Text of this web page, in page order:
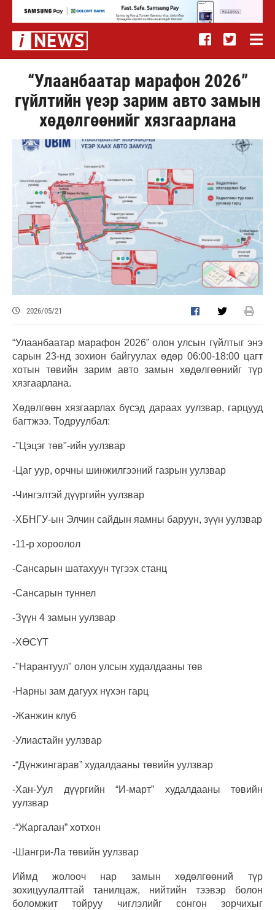
“Улаанбаатар марафон 2026”
гүйлтийн үеэр зарим авто замын
хөдөлгөөнийг хязгаарлана
2026/05/21
“Улаанбаатар марафон 2026” олон улсын гүйлтыг энэ
сарын 23-нд зохион байгуулах өдөр 06:00-18:00 цагт
хотын төвийн зарим авто замын хөдөлгөөнийг түр
хязгаарлана.
Хөдөлгөөн хязгаарлах бүсэд дараах уулзвар, гарцууд
багтжээ. Тодруулбал:
-"Цэцэг төв"-ийн уулзвар
-Цаг уур, орчны шинжилгээний газрын уулзвар
-Чингэлтэй дүүргийн уулзвар
-ХБНГУ-ын Элчин сайдын яамны баруун, зүүн уулзвар
-11-р хороолол
-Сансарын шатахуун түгээх станц
-Сансарын туннел
-Зүүн 4 замын уулзвар
-ХӨСҮТ
-"Нарантуул" олон улсын худалдааны төв
-Нарны зам дагуух нүхэн гарц
-Жанжин клуб
-Улиастайн уулзвар
-“Дүнжингарав” худалдааны төвийн уулзвар
-Хан-Уул дүүргийн “И-март” худалдааны төвийн
уулзвар
-“Жаргалан” хотхон
-Шангри-Ла төвийн уулзвар
Иймд жолооч нар замын хөдөлгөөний түр
зохицуулалттай танилцаж, нийтийн тээвэр болон
боломжит тойруу чиглэлийг сонгон зорчихыг